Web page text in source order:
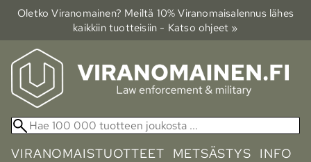
Oletko Viranomainen? Meiltä 10% Viranomais­alennus lähes
kaikkiin tuotteisiin - Katso ohjeet »
VIRANOMAISTUOTTEET METSÄSTYS INFO